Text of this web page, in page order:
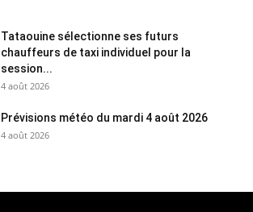
Tataouine sélectionne ses futurs
chauffeurs de taxi individuel pour la
session...
4 août 2026
Prévisions météo du mardi 4 août 2026
4 août 2026